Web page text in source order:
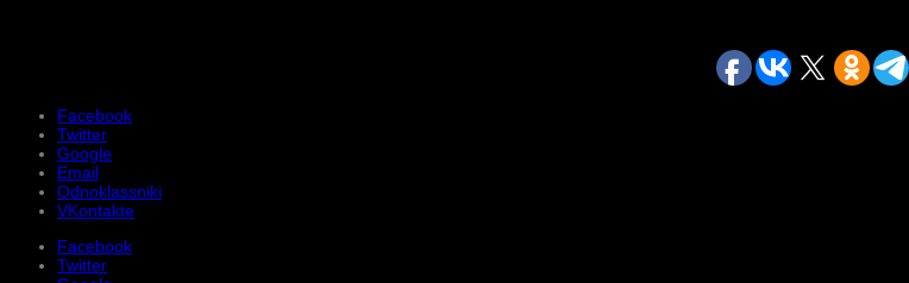
Facebook
Twitter
Google
Email
Odnoklassniki
VKontakte
Facebook
Twitter